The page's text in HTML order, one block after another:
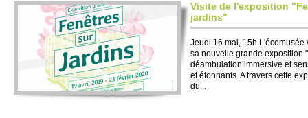
Visite de l'exposition
jardins"
Jeudi 16 mai, 15h
sa nouvelle grande exposition
déambulation immersive et
et étonnants. A travers cette
du...